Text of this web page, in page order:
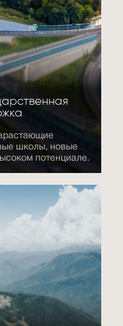
школы, новые
потенциале.